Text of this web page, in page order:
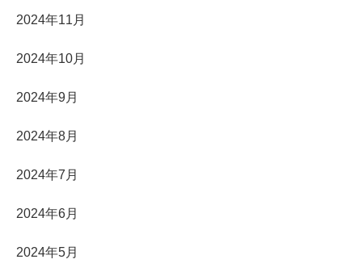
2024年11月
2024年10月
2024年9月
2024年8月
2024年7月
2024年6月
2024年5月